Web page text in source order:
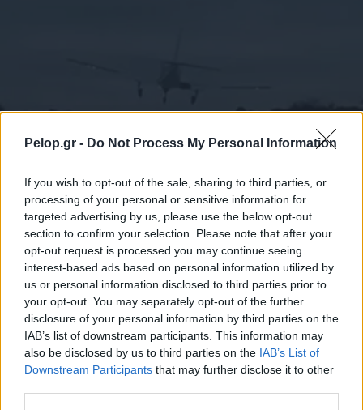
Pelop.gr - Do Not Process My Personal Information
If you wish to opt-out of the sale, sharing to third parties, or
processing of your personal or sensitive information for
targeted advertising by us, please use the below opt-out
section to confirm your selection. Please note that after your
opt-out request is processed you may continue seeing
interest-based ads based on personal information utilized by
us or personal information disclosed to third parties prior to
your opt-out. You may separately opt-out of the further
disclosure of your personal information by third parties on the
IAB’s list of downstream participants. This information may
also be disclosed by us to third parties on the IAB’s List of
Downstream Participants that may further disclose it to other
ΗΠΑ
Φλόριντα: Διθέσιο αεροσκάφος συνετρίβει
πάνω σε ΙΧ